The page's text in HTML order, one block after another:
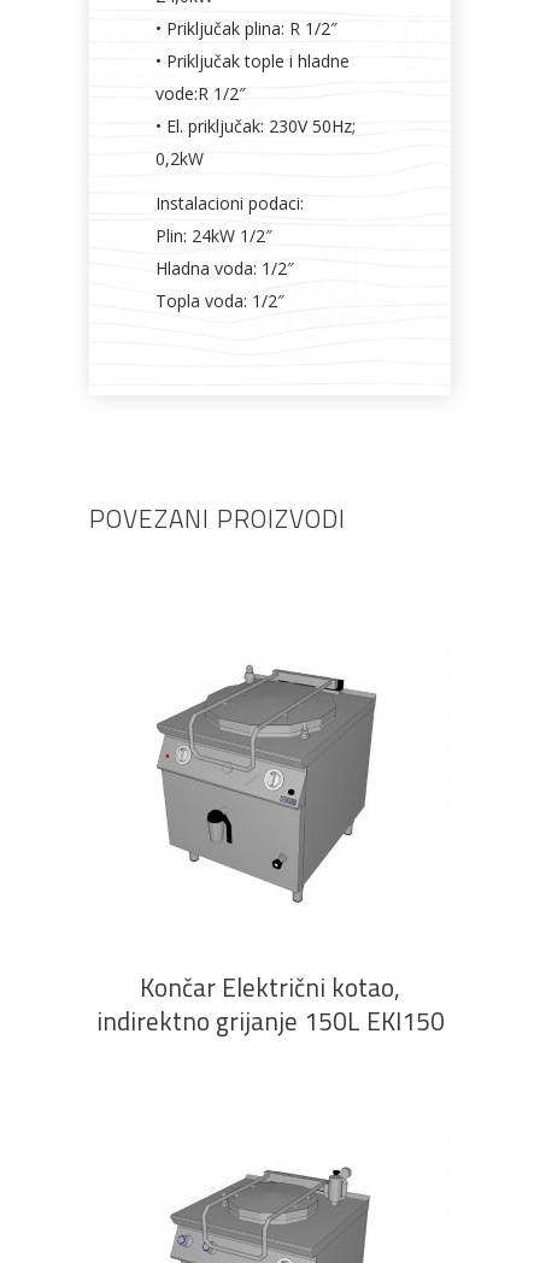
• Priključak plina: R 1/2″
• Priključak tople i hladne
vode:R 1/2″
• El. priključak: 230V 50Hz;
0,2kW
Instalacioni podaci:
Plin: 24kW 1/2″
Hladna voda: 1/2″
Topla voda: 1/2″
POVEZANI PROIZVODI
PROČITAJ VIŠE
Končar Električni kotao,
indirektno grijanje 150L EKI150